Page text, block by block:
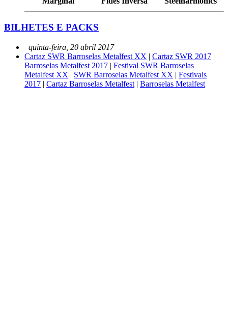
BILHETES E PACKS
quinta-feira, 20 abril 2017
Cartaz SWR Barroselas Metalfest XX | Cartaz SWR 2017 |
Barroselas Metalfest 2017 | Festival SWR Barroselas
Metalfest XX | SWR Barroselas Metalfest XX | Festivais
2017 | Cartaz Barroselas Metalfest | Barroselas Metalfest